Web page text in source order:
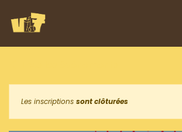
Les inscriptions sont clôturées